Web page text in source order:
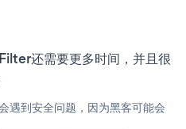
还需要更多时间，并且很
遇到安全问题，因为黑客可能会